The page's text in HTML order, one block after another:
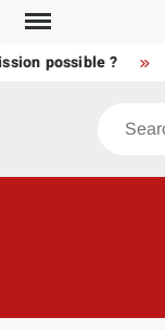
Skip
contentpossible ?
Search